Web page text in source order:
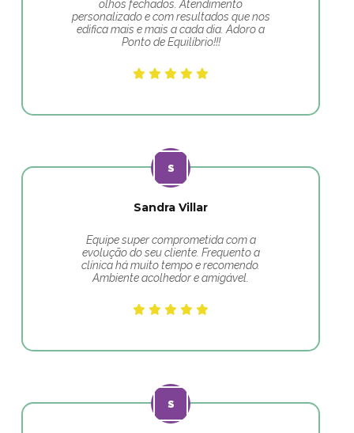
olhos fechados. Atendimento
personalizado e com resultados que nos
edifica mais e mais a cada dia. Adoro a
Ponto de Equilíbrio!!!
Sandra Villar
Equipe super comprometida com a
evolução do seu cliente. Frequento a
clínica há muito tempo e recomendo.
Ambiente acolhedor e amigável.